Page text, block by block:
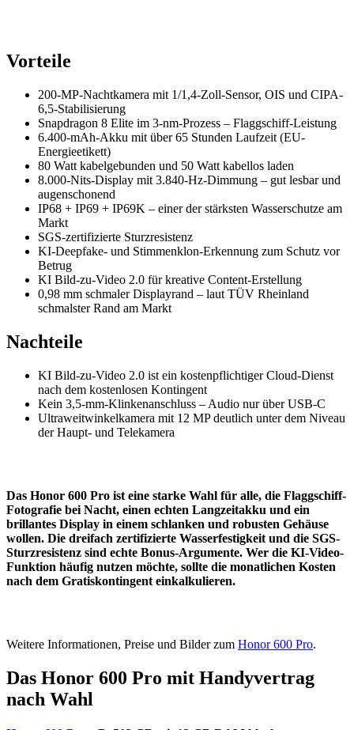
Vorteile
200-MP-Nachtkamera mit 1/1,4-Zoll-Sensor, OIS und CIPA-
6,5-Stabilisierung
Snapdragon 8 Elite im 3-nm-Prozess – Flaggschiff-Leistung
6.400-mAh-Akku mit über 65 Stunden Laufzeit (EU-
Energieetikett)
80 Watt kabelgebunden und 50 Watt kabellos laden
8.000-Nits-Display mit 3.840-Hz-Dimmung – gut lesbar und
augenschonend
IP68 + IP69 + IP69K – einer der stärksten Wasserschutze am
Markt
SGS-zertifizierte Sturzresistenz
KI-Deepfake- und Stimmenklon-Erkennung zum Schutz vor
Betrug
KI Bild-zu-Video 2.0 für kreative Content-Erstellung
0,98 mm schmaler Displayrand – laut TÜV Rheinland
schmalster Rand am Markt
Nachteile
KI Bild-zu-Video 2.0 ist ein kostenpflichtiger Cloud-Dienst
nach dem kostenlosen Kontingent
Kein 3,5-mm-Klinkenanschluss – Audio nur über USB-C
Ultraweitwinkelkamera mit 12 MP deutlich unter dem Niveau
der Haupt- und Telekamera
Das Honor 600 Pro ist eine starke Wahl für alle, die Flaggschiff-
Fotografie bei Nacht, einen echten Langzeitakku und ein
brillantes Display in einem schlanken und robusten Gehäuse
wollen. Die dreifach zertifizierte Wasserfestigkeit und die SGS-
Sturzresistenz sind echte Bonus-Argumente. Wer die KI-Video-
Funktion häufig nutzen möchte, sollte die monatlichen Kosten
nach dem Gratiskontingent einkalkulieren.
Weitere Informationen, Preise und Bilder zum Honor 600 Pro.
Das Honor 600 Pro mit Handyvertrag
nach Wahl